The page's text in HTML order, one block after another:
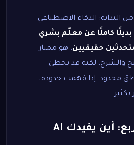
البداية: الذكاء الاصطناعي
بديلًا كاملًا عن معلّم بشري
حقيقيين. هو ممتاز
والشرح، لكنه قد يخطئ
محدود. إذا فهمت حدوده،
المهارات الأربع: أين يفيدك AI